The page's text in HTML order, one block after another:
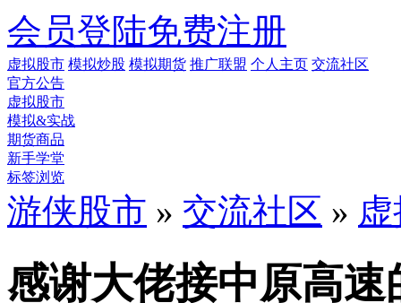
会员登陆免费注册
虚拟股市 模拟炒股 模拟期货 推广联盟 个人主页 交流社区
官方公告
虚拟股市
模拟&实战
期货商品
新手学堂
标签浏览
游侠股市 » 交流社区 »
感谢大佬接中原高速